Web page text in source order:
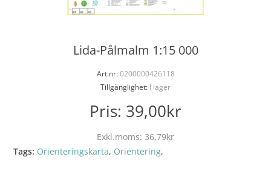
Lida-Pålmalm 1:15 000
Art.nr:0200000426118
Tillgänglighet: I lager
Pris: 39,00kr
Exkl.moms: 36,79kr
Tags: Orienteringskarta, Orientering,